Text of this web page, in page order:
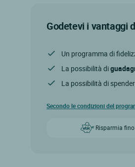
Godetevi i vantaggi
Un programma di
La possibilità di
La possibilità di
Secondo le condizioni del
Risparmia